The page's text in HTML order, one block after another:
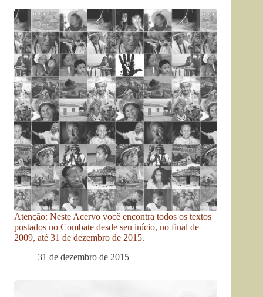
Atenção: Neste Acervo você encontra todos os textos
postados no Combate desde seu início, no final de
2009, até 31 de dezembro de 2015.
31 de dezembro de 2015